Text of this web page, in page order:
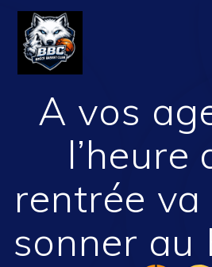
A vos
l’heure
rentrée
sonner au